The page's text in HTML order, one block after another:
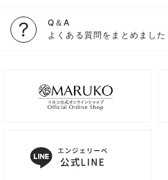
Q＆A
よくある質問をまとめました